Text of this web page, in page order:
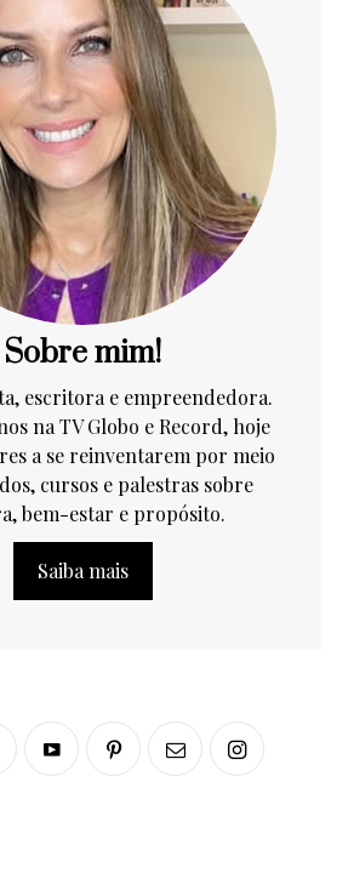
Sobre mim!
escritora e empreendedora.
na TV Globo e Record, hoje
a se reinventarem por meio
cursos e palestras sobre
bem-estar e propósito.
Saiba mais